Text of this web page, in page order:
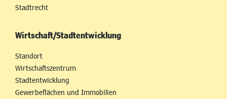
Stadtrecht
Wirtschaft/Stadtentwicklung
Standort
Wirtschaftszentrum
Stadtentwicklung
Gewerbeflächen und Immobilien